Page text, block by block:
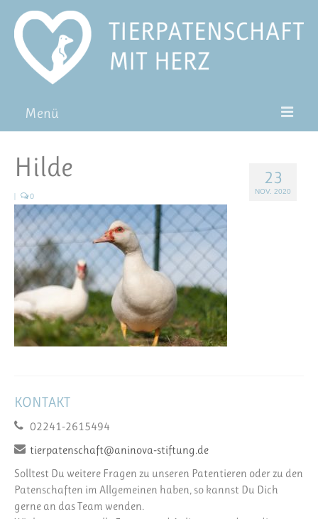
Menü
Pat*in werden
Patenschaft verschenken
Blog
FAQ
23
NOV. 2020
Hilde
| 0
KONTAKT
02241-2615494
tierpatenschaft@aninova-stiftung.de
Solltest Du weitere Fragen zu unseren Patentieren oder zu den
Patenschaften im Allgemeinen haben, so kannst Du Dich
gerne an das Team wenden.